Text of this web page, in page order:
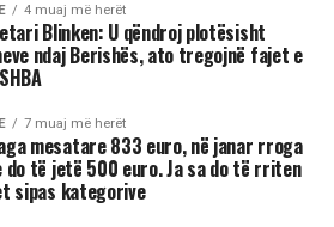
4 muaj më herët
Blinken: U qëndroj plotësisht
ndaj Berishës, ato tregojnë fajet e
7 muaj më herët
mesatare 833 euro, në janar rroga
do të jetë 500 euro. Ja sa do të rriten
sipas kategorive